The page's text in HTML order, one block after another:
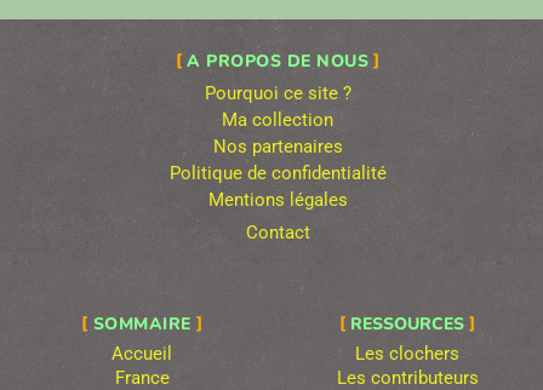
A PROPOS DE NOUS
Pourquoi ce site ?
Ma collection
Nos partenaires
Politique de confidentialité
Mentions légales
Contact
SOMMAIRE
Accueil
France
RESSOURCES
Les clochers
Les contributeurs